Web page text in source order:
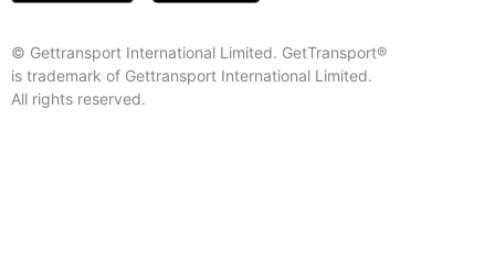
© Gettransport International Limited. GetTransport®
is trademark of Gettransport International Limited.
All rights reserved.